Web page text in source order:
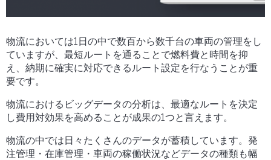
物流においては1日の中で数百から数千台の車両の管理をし
ていますが、最短ルートを通ることで燃料費と時間を抑
え、納期に確実に対応できるルート設定を行なうことが重
要です。
物流におけるビッグデータの分析は、最適なルートを決定
し費用対効果を高めることが成果の1つと言えます。
物流の中では日々たくさんのデータが蓄積しています。発
注管理・在庫管理・車両の稼働状況などデータの種類も幅